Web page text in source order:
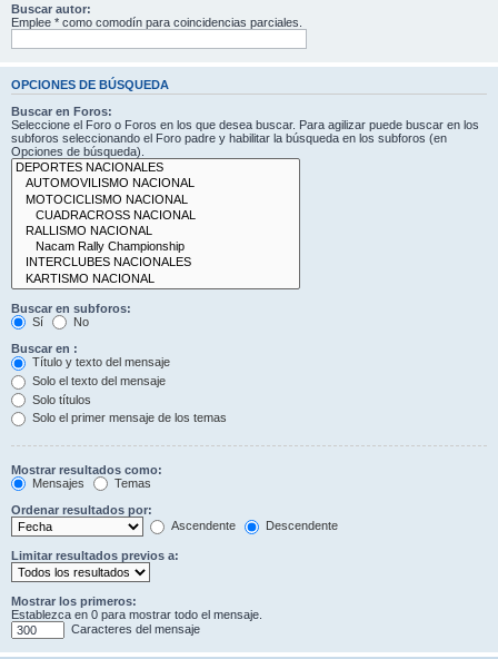
Buscar autor:
Emplee * como comodín para coincidencias parciales.
OPCIONES DE BÚSQUEDA
Buscar en Foros:
Seleccione el Foro o Foros en los que desea buscar. Para agilizar puede buscar en los
subforos seleccionando el Foro padre y habilitar la búsqueda en los subforos (en
Opciones de búsqueda).
Buscar en subforos:
Sí
No
Buscar en :
Título y texto del mensaje
Solo el texto del mensaje
Solo títulos
Solo el primer mensaje de los temas
Mostrar resultados como:
Mensajes
Temas
Ordenar resultados por:
Ascendente
Descendente
Limitar resultados previos a:
Mostrar los primeros:
Establezca en 0 para mostrar todo el mensaje.
Caracteres del mensaje